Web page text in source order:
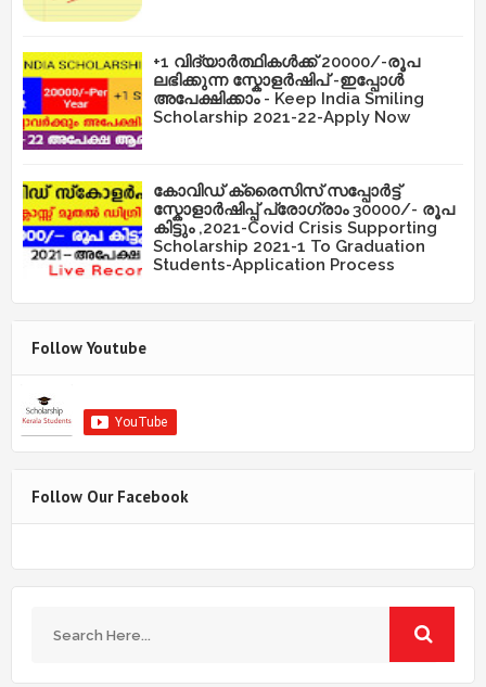
+1 വിദ്യാർത്ഥികൾക്ക് 20000/-രൂപ
ലഭിക്കുന്ന സ്കോളർഷിപ് -ഇപ്പോൾ
അപേക്ഷിക്കാം - Keep India Smiling
Scholarship 2021-22-Apply Now
കോവിഡ് ക്രൈസിസ് സപ്പോർട്ട്
സ്കോളാർഷിപ്പ് പ്രോഗ്രാം 30000/- രൂപ
കിട്ടും ,2021-Covid Crisis Supporting
Scholarship 2021-1 To Graduation
Students-Application Process
Follow Youtube
Follow Our Facebook